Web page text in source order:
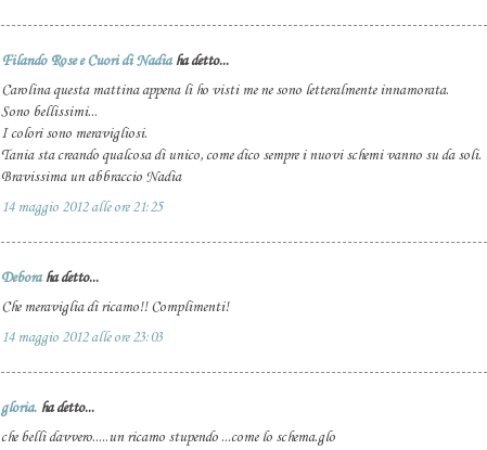
Filando Rose e Cuori di Nadiaha detto...
Carolina questa mattina appena li ho visti me ne sono letteralmente innamorata.
Sono bellissimi...
I colori sono meravigliosi.
Tania sta creando qualcosa di unico, come dico sempre i nuovi schemi vanno su da soli.
Bravissima un abbraccio Nadia
14 maggio 2012 alle ore 21:25
Deboraha detto...
Che meraviglia di ricamo!! Complimenti!
14 maggio 2012 alle ore 23:03
gloria. ha detto...
che belli davvero.....un ricamo stupendo ...come lo schema.glo